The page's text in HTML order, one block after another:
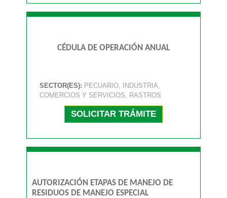
CÉDULA DE OPERACIÓN ANUAL
SECTOR(ES): PECUARIO, INDUSTRIA,
COMERCIOS Y SERVICIOS, RASTROS
SOLICITAR TRÁMITE
AUTORIZACIÓN ETAPAS DE MANEJO DE
RESIDUOS DE MANEJO ESPECIAL